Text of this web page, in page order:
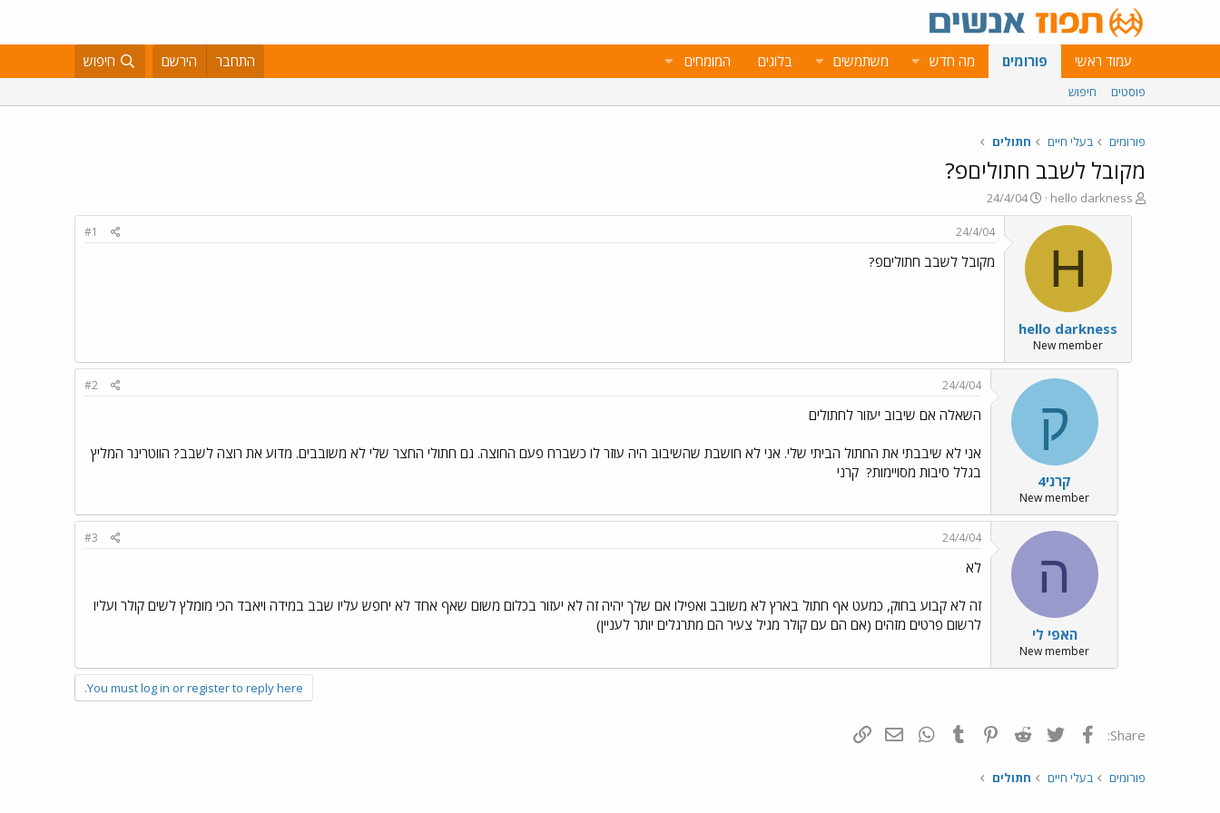
עמוד ראשי פורומים מה חדש משתמשים בלוגים המומחים התחבר הירשם חיפוש
פוסטים חיפוש
פורומים בעלי חיים חתולים
מקובל לשבב חתוליםפ?
פ
ו
hello darkness
פ
ו
ם
ב
ר
ך
24/4/04
H
hello darkness
New member
24/4/04
#1
מקובל לשבב חתוליםפ?
ק
קרני4
New member
24/4/04
#2
השאלה אם שיבוב יעזור לחתולים
אני לא שיבבתי את החתול הביתי שלי. אני לא חושבת שהשיבוב היה עוזר לו כשברח פעם החוצה. גם חתולי החצר שלי לא משובבים. מדוע את רוצה לשבב? הווטרינר המליץ
בגלל סיבות מסויימות? קרני
ה
האפי לי
New member
24/4/04
#3
לא
זה לא קבוע בחוק, כמעט אף חתול בארץ לא משובב ואפילו אם שלך יהיה זה לא יעזור בכלום משום שאף אחד לא יחפש עליו שבב במידה ויאבד הכי מומלץ לשים קולר ועליו
לרשום פרטים מזהים (אם הם עם קולר מגיל צעיר הם מתרגלים יותר לעניין)
You must log in or register to reply here.
Share: פייסבוק Twitter
Reddit
Pinterest
Tumblr
WhatsAppדואר אלקטרוני
פורומים בעלי חיים חתולים